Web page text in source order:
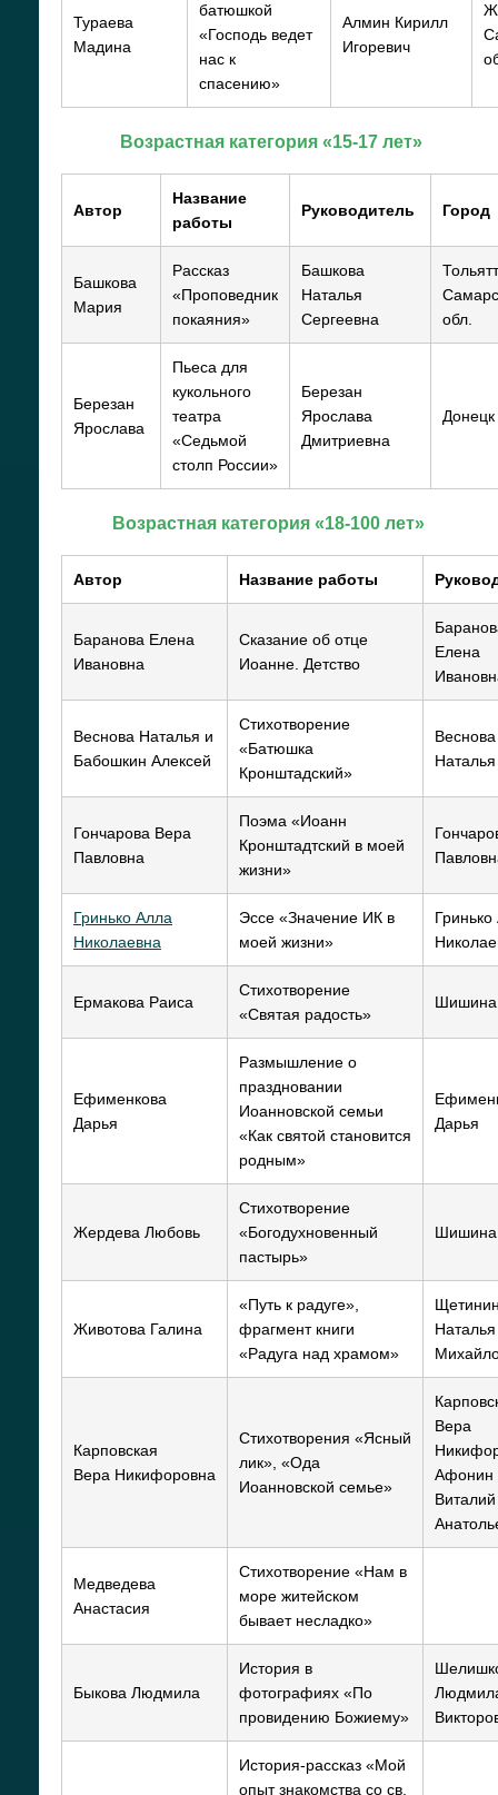
Тураева
Мадина
батюшкой
«Господь ведет
нас к
спасению»
Алмин Кирилл
Игоревич
Возрастная категория «15-17 лет»
Автор
Название
работы
Руководитель Город
Башкова
Мария
Рассказ
«Проповедник
покаяния»
Башкова
Наталья
Сергеевна
обл.
Березан
Ярослава
Пьеса для
кукольного
театра
«Седьмой
столп России»
Березан
Ярослава
Дмитриевна
Донецк
Возрастная категория «18-100 лет»
Автор Название работы
Баранова Елена
Ивановна
Сказание об отце
Иоанне. Детство
Елена
Веснова Наталья и
Бабошкин Алексей
Стихотворение
«Батюшка
Кронштадский»
Веснова
Наталья
Гончарова Вера
Павловна
Поэма «Иоанн
Кронштадтский в моей
жизни»
Гринько Алла
Николаевна
Эссе «Значение ИК в
моей жизни»
Ермакова Раиса
Стихотворение
«Святая радость»
Шишина
Ефименкова
Дарья
Размышление о
праздновании
Иоанновской семьи
«Как святой становится
родным»
Дарья
Жердева Любовь
Стихотворение
«Богодухновенный
пастырь»
Шишина
Животова Галина
«Путь к радуге»,
фрагмент книги
«Радуга над храмом»
Наталья
Карповская
Вера Никифоровна
Стихотворения «Ясный
лик», «Ода
Иоанновской семье»
Вера
Афонин
Виталий
Медведева
Анастасия
Стихотворение «Нам в
море житейском
бывает несладко»
Быкова Людмила
История в
фотографиях «По
провидению Божиему»
История-рассказ «Мой
опыт знакомства со св.